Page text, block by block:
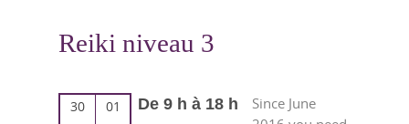
Reiki niveau 3
30 01
Since June
De 9 h à 18 h